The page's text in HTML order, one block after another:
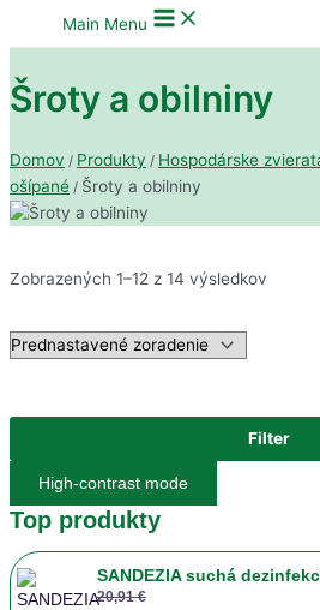
Main Menu
Šroty a obilniny
Domov / Produkty / Hospodárske
ošípané / Šroty a obilniny
Zobrazených 1–12 z 14 výsledkov
Filter
High-contrast mode
Top produkty
SANDEZIA suchá
20,91 €